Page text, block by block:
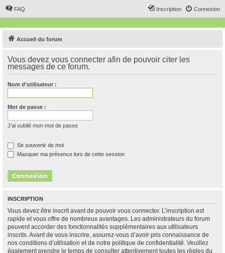
FAQ Connexion
Inscription
Accueil du forum
Vous devez vous connecter afin de pouvoir citer les
messages de ce forum.
Nom d’utilisateur :
Mot de passe :
J’ai oublié mon mot de passe
Se souvenir de moi
Masquer ma présence lors de cette session
INSCRIPTION
Vous devez être inscrit avant de pouvoir vous connecter. L’inscription est
rapide et vous offre de nombreux avantages. Les administrateurs du forum
peuvent accorder des fonctionnalités supplémentaires aux utilisateurs
inscrits. Avant de vous inscrire, assurez-vous d’avoir pris connaissance de
nos conditions d’utilisation et de notre politique de confidentialité. Veuillez
également prendre le temps de consulter attentivement toutes les règles du